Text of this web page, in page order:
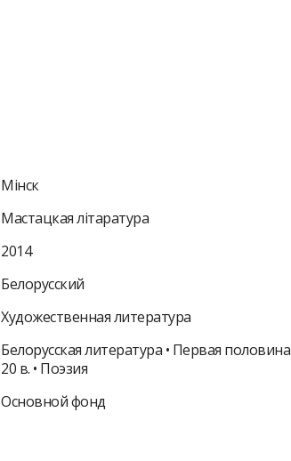
Мiнск
Мастацкая лiтаратура
2014
Белорусский
Художественная литература
Белорусская литература • Первая половина
20 в. • Поэзия
Основной фонд